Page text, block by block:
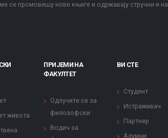
се промовишу нове књиге и одржавају стручни и
живота
ПРИЈЕМИ НА
ФАКУЛТЕТ
Одлучите се за
филозофски
Водич за
ВИ СТЕ
Студент
Истраживач
Партнер
Алумни